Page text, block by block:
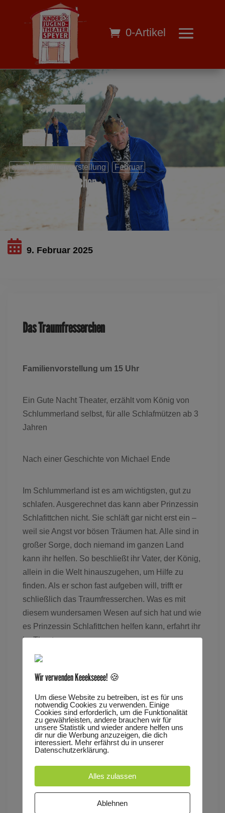
0-Artikel
ab 3 Familienvorstellung Februar
Das Traumfresserchen
9. Februar 2025
Das Traumfresserchen
Familienvorstellung um 15 Uhr
Ein Gute Nacht Theater, erzählt vom König von
Schlummerland selbst, für alle Schlafmützen ab 3
Jahren
Nach einer Geschichte von Michael Ende
Im Schlummerland ist es am wichtigsten, gut zu
schlafen. Ausgerechnet das kann aber Prinzessin
Schlafittchen nicht. Sie schläft gar nicht erst ein –
weil sie Angst vor bösen Träumen hat. Alle sind in
großer Sorge, doch niemand im ganzen Land
kann ihr helfen. So beschließt ihr Vater, der König,
allein in die Welt hinauszugehen, um Hilfe zu
finden. Als er schon fast aufgeben will, trifft er
schließlich das Traumfresserchen. Was es mit
diesem wundersamen Wesen auf sich hat und wie
es Prinzessin Schlafittchen helfen kann, erfahrt ihr
im Theater.
Es spielt: Christof Heiner, Regie: Matthias Folz
Eine Produktion des Kinder- und Jugendtheaters
Speyer
Dauer: ca. 45 Minuten
Tags
Wir verwenden Keeekseeee! 🍪
Um diese Website zu betreiben, ist es für uns
notwendig Cookies zu verwenden. Einige
Cookies sind erforderlich, um die Funktionalität
zu gewährleisten, andere brauchen wir für
unsere Statistik und wieder andere helfen uns
dir nur die Werbung anzuzeigen, die dich
interessiert. Mehr erfährst du in unserer
Datenschutzerklärung.
Alles zulassen
Ablehnen